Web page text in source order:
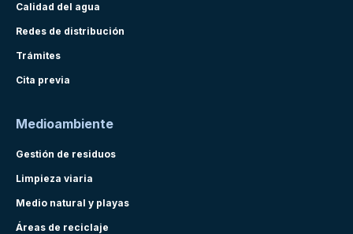
Calidad del agua
Redes de distribución
Trámites
Cita previa
Medioambiente
Gestión de residuos
Limpieza viaria
Medio natural y playas
Áreas de reciclaje